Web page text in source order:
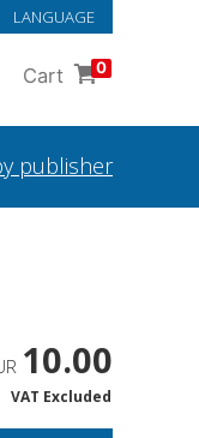
LANGUAGE
Cart 0
publisher
10.00
VAT Excluded